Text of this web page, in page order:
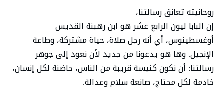
روحانيته تعانق رسالتنا،
إن البابا ليون الرابع عشر هو ابن رهبنة القديس
أوغسطينوس، أي أنه رجل صلاة، حياة مشتركة، وطاعة
الإنجيل. وها هو يدعونا من جديد لأن نعود إلى جوهر
رسالتنا: أن نكون كنيسة قريبة من الناس، حاضنة لكل إنسان،
خادمة لكل محتاج، صانعة سلام وعدالة.